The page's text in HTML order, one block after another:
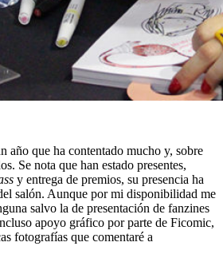
año que ha contentado mucho y, sobre
Se nota que han estado presentes,
y entrega de premios, su presencia ha
salón. Aunque por mi disponibilidad me
salvo la de presentación de fanzines
apoyo gráfico por parte de Ficomic,
fotografías que comentaré a